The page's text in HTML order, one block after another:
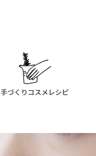
手づくりコスメレシピ